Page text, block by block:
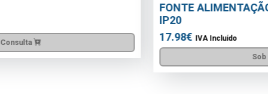
FONTE ALIMENTAÇÃO DIN 12V DC 1.25A 15W
17.98€
Sob Consulta